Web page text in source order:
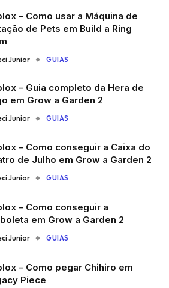
– Como usar a Máquina de
de Pets em Build a Ring
Junior GUIAS
– Guia completo da Hera de
em Grow a Garden 2
Junior GUIAS
– Como conseguir a Caixa do
de Julho em Grow a Garden 2
Junior GUIAS
– Como conseguir a
em Grow a Garden 2
Junior GUIAS
– Como pegar Chihiro em
Piece